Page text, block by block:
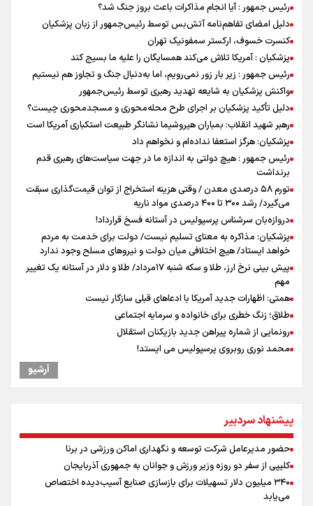
رئیس جمهور : آیا انجام مذاکرات باعث بروز جنگ شد؟
دلیل امضای تفاهم‌نامه آتش‌بس توسط رئیس‌جمهور از زبان پزشکیان
کنسرت خسوف، ارکستر سمفونیک تهران
پزشکیان : آمریکا تلاش می‌کند همسایگان را علیه ما بسیج کند
رئیس جمهور : زیر بار زور نمی‌رویم، اما به‌دنبال جنگ و تجاوز هم نیستیم
واکنش پزشکیان به شایعه تهدید رهبری توسط رئیس‌جمهور
دلیل تأکید پزشکیان بر اجرای طرح محله‌محوری و مسجدمحوری چیست؟
رهبر شهید انقلاب: بمباران هیروشیما نشانگر طبیعت استکباری آمریکا است
پزشکیان: هرگز استعفا نداده‌ام و نخواهم داد
رئیس جمهور : هیچ دولتی به اندازه ما در جهت سیاست‌های رهبری قدم
برنداشت
تورم ۵۸ درصدی معدن / وقتی هزینه استخراج از توان قیمت‌گذاری سبقت
می‌گیرد/ رشد ۳۰۰ تا ۴۰۰ درصدی مواد ناریه
دروازه‌بان سرشناس پرسپولیس در آستانه فسخ قرارداد!
پزشکیان: مذاکره به معنای تسلیم نیست/ دولت برای خدمت به مردم
خواهد ایستاد/ هیچ اختلافی میان دولت و نیروهای مسلح وجود ندارد
پیش بینی نرخ ارز، طلا و سکه شنبه ۱۷مرداد/ طلا و دلار در آستانه یک تغییر
مهم
همتی: اظهارات جدید آمریکا با ادعاهای قبلی سازگار نیست
طلاق؛ زنگ خطری برای خانواده و سرمایه اجتماعی
رونمایی از شماره پیراهن جدید بازیکنان استقلال
محمد نوری روبروی پرسپولیس می ایستد!
دبیرکل گردان‌های سیدالشهدا عراق: پاسخ به تجاوزهای عربستان همچنان
یوسفی: جای بخیه سرم یادگار یک سانحه است، نه دعوا!/ انتظار داشتیم تیم
ملی از گروهش صعود کند + فیلم
کالبدشکافی استقلال پیش از لیگ بیست‌و‌ششم/ آبی‌پوشان با چه وضعیتی
وارد لیگ می‌شوند؟
مروری بر زندگینامه خبرنگار شهید «محمود صارمی»
علت نامگذاری ۱۷ مرداد به عنوان روز خبرنگار چیست؟
آرشیو
پیشنهاد سردبیر
حضور مدیرعامل شرکت توسعه و نگهداری اماکن ورزشی در برنا
کلیپی از سفر دو روزه وزیر ورزش و جوانان به جمهوری آذربایجان
۳۴۰ میلیون دلار تسهیلات برای بازسازی صنایع آسیب‌دیده اختصاص
می‌یابد